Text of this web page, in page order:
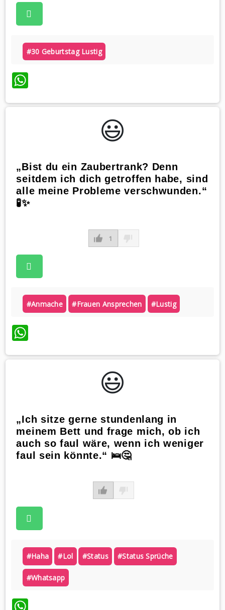
#30 Geburtstag Lustig
WhatsApp
😃️
„Bist du ein Zaubertrank? Denn
seitdem ich dich getroffen habe, sind
alle meine Probleme verschwunden.“
🧪✨
1
#anmache #frauen Ansprechen #lustig
WhatsApp
😃️
„Ich sitze gerne stundenlang in
meinem Bett und frage mich, ob ich
auch so faul wäre, wenn ich weniger
faul sein könnte.“ 🛌🤔
#haha #lol #status #status Sprüche
#whatsapp